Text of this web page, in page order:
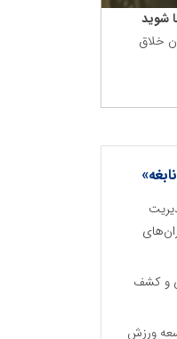
شوید
خلاق
و کشف
ورزش